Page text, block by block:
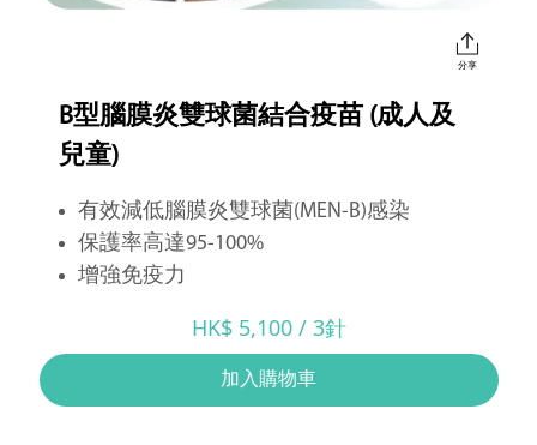
分享
B型腦膜炎雙球菌結合疫苗 (成人及
兒童)
有效減低腦膜炎雙球菌(MEN-B)感染
保護率高達95-100%
增強免疫力
HK$ 5,100 / 3針
加入購物車